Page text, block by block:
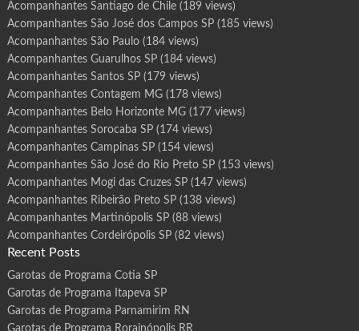
Acompanhantes Santiago de Chile(189 views)
Acompanhantes São José dos Campos SP(185 views)
Acompanhantes São Paulo(184 views)
Acompanhantes Guarulhos SP(184 views)
Acompanhantes Santos SP(179 views)
Acompanhantes Contagem MG(178 views)
Acompanhantes Belo Horizonte MG(177 views)
Acompanhantes Sorocaba SP(174 views)
Acompanhantes Campinas SP(154 views)
Acompanhantes São José do Rio Preto SP(153 views)
Acompanhantes Mogi das Cruzes SP(147 views)
Acompanhantes Ribeirão Preto SP(138 views)
Acompanhantes Martinópolis SP(88 views)
Acompanhantes Cordeirópolis SP(82 views)
Recent Posts
Garotas de Programa Cotia SP
Garotas de Programa Itapeva SP
Garotas de Programa Parnamirim RN